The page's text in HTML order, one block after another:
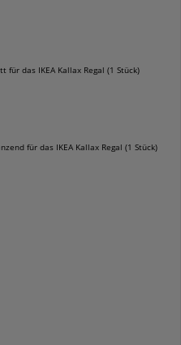
für das IKEA Kallax Regal (1 Stück)
für das IKEA Kallax Regal (1 Stück)